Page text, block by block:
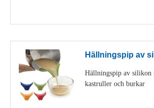
Hällningspip av
Hällningspip av silikon
kastruller och burkar